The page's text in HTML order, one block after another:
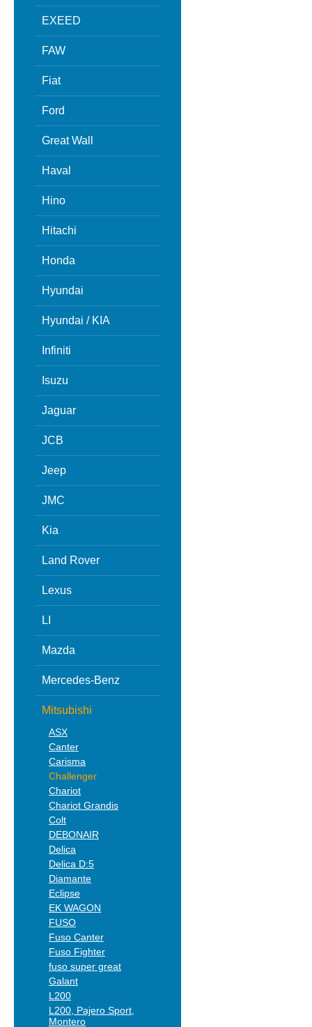
EXEED
FAW
Fiat
Ford
Great Wall
Haval
Hino
Hitachi
Honda
Hyundai
Hyundai / KIA
Infiniti
Isuzu
Jaguar
JCB
Jeep
JMC
Kia
Land Rover
Lexus
LI
Mazda
Mercedes-Benz
Mitsubishi
ASX
Canter
Carisma
Challenger
Chariot
Chariot Grandis
Colt
DEBONAIR
Delica
Delica D:5
Diamante
Eclipse
EK WAGON
FUSO
Fuso Canter
Fuso Fighter
fuso super great
Galant
L200
L200, Pajero Sport,
Montero